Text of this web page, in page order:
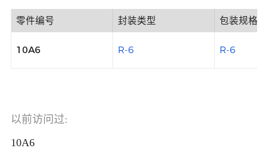
零件编号 封装类型 包装规格
10A6 R-6 R-6
以前访问过:
10A6